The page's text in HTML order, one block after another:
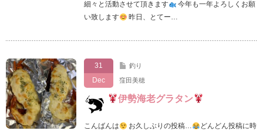
細々と活動させて頂きます
今年も一年よろしくお願
い致します
昨日、とてー…
31
Dec
釣り
窪田美穂
伊勢海老グラタン
こんばんは お久しぶりの投稿…
どんどん投稿に時